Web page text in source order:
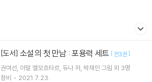
[도서] 소설의 첫 만남 : 포용력 세트 [ 전3권 ]
권여선 아말 엘모흐타르 듀나저 박재인 그림 외 3명
창비
2021.7.23.